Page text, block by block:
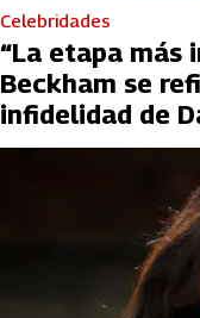
Celebridades
“La etapa más
Beckham se
infidelidad de